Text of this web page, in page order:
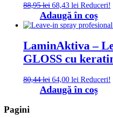
88,95lei Prețul
inițial
a
fost:
88,95 lei.
68,43 lei Prețul
curent
este:
68,43 lei.
Reduceri!
Adaugă în coș
LaminAktiva –
GLOSS cu
80,44lei Prețul
inițial
a
64,00 lei Prețul
curent
este:
Reduceri!
Adaugă în coș
Pagini